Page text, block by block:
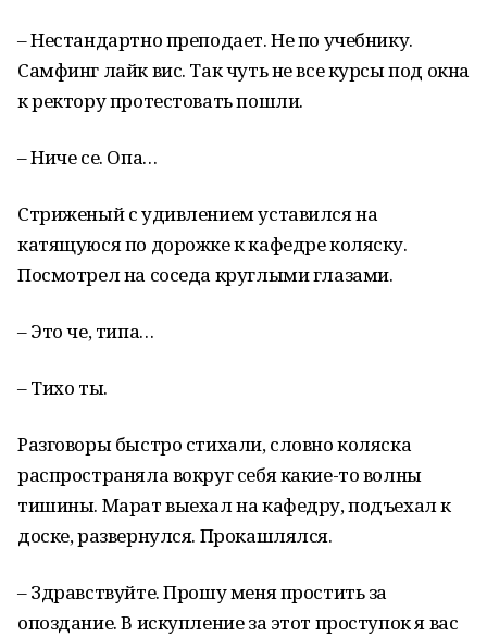
– Нестандартно преподает. Не по учебнику.
Самфинг лайк вис. Так чуть не все курсы под окна
к ректору протестовать пошли.
– Ниче се. Опа…
Стриженый с удивлением уставился на
катящуюся по дорожке к кафедре коляску.
Посмотрел на соседа круглыми глазами.
– Это че, типа…
– Тихо ты.
Разговоры быстро стихали, словно коляска
распространяла вокруг себя какие-то волны
тишины. Марат выехал на кафедру, подъехал к
доске, развернулся. Прокашлялся.
– Здравствуйте. Прошу меня простить за
опоздание. В искупление за этот проступок я вас